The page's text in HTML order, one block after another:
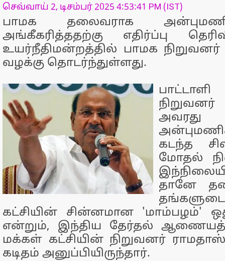
செவ்வாய் 2, டிசம்பர் 2025 4:53:41 PM (IST)
பாமக தலைவராக
அங்கீகரித்ததற்கு எதிர்ப்பு
உயர்நீதிமன்றத்தில் பாமக நிறுவனர்
வழக்கு தொடர்ந்துள்ளது.
நிறுவனர்
கடந்த
மோதல்
தானே
கட்சியின் சின்னமான 'மாம்பழம்'
என்றும், இந்திய தேர்தல்
மக்கள் கட்சியின் நிறுவனர்
கடிதம் அனுப்பியிருந்தார்.